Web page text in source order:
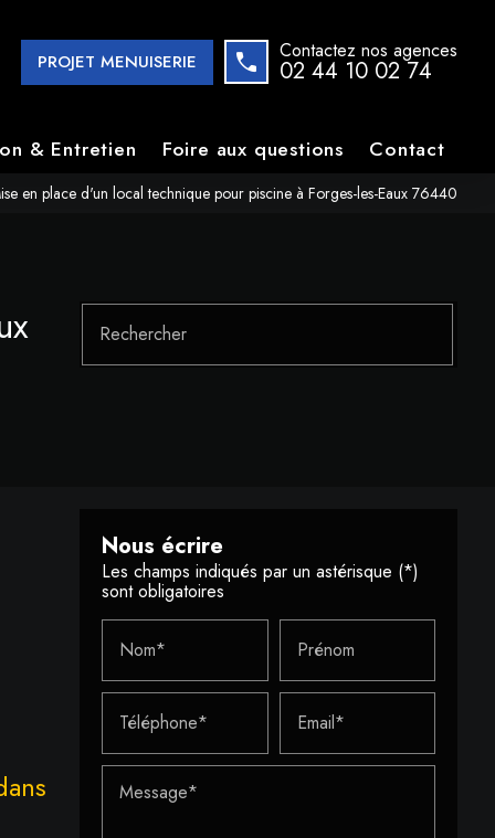
PROJET MENUISERIE Contactez nos agences
02 44 10 02 74
& Entretien Foire aux questions Contact
en place d'un local technique pour piscine à Forges-les-Eaux 76440
Rechercher
Nous écrire
Les champs indiqués par un astérisque (*)
sont obligatoires
Nom* Prénom
Téléphone* Email*
Message*